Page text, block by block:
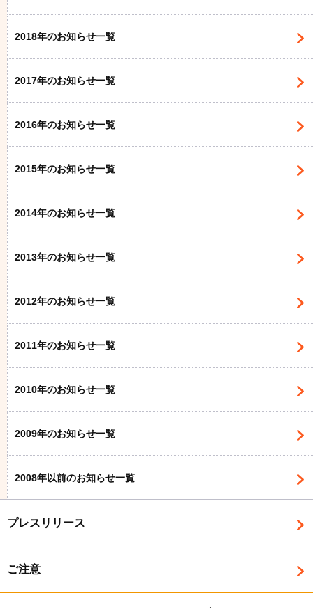
2018年のお知らせ一覧
2017年のお知らせ一覧
2016年のお知らせ一覧
2015年のお知らせ一覧
2014年のお知らせ一覧
2013年のお知らせ一覧
2012年のお知らせ一覧
2011年のお知らせ一覧
2010年のお知らせ一覧
2009年のお知らせ一覧
2008年以前のお知らせ一覧
プレスリリース
ご注意